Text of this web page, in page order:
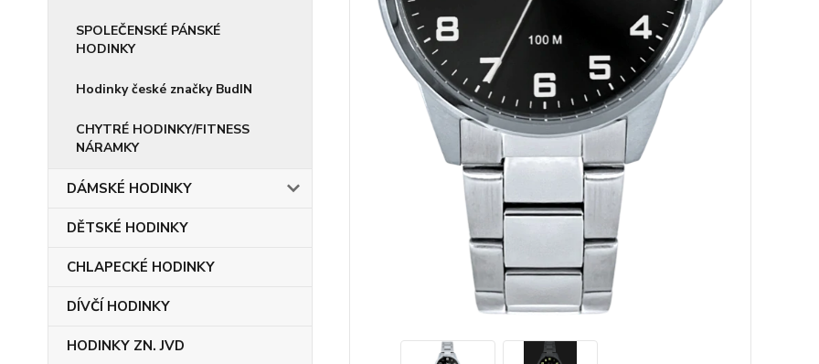
SPOLEČENSKÉ PÁNSKÉ
HODINKY
Hodinky české značky BudIN
CHYTRÉ HODINKY/FITNESS
NÁRAMKY
DÁMSKÉ HODINKY
DĚTSKÉ HODINKY
CHLAPECKÉ HODINKY
DÍVČÍ HODINKY
HODINKY ZN. JVD